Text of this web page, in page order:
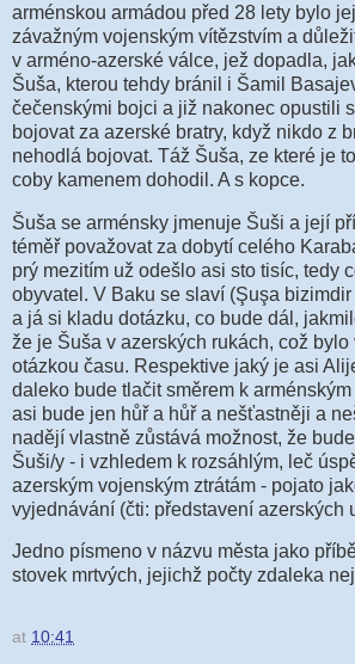
arménskou armádou před 28 lety bylo
závažným vojenským vítězstvím a
v arméno-azerské válce, jež dopadla,
Šuša, kterou tehdy bránil i Šamil
čečenskými bojci a již nakonec opustili
bojovat za azerské bratry, když nikdo z
nehodlá bojovat. Táž Šuša, ze které je
coby kamenem dohodil. A s kopce.
Šuša se arménsky jmenuje Šuši a její
téměř považovat za dobytí celého
prý mezitím už odešlo asi sto tisíc, tedy
obyvatel. V Baku se slaví (Şuşa
a já si kladu dotázku, co bude dál,
že je Šuša v azerských rukách, což
otázkou času. Respektive jaký je asi
daleko bude tlačit směrem k
asi bude jen hůř a hůř a nešťastněji a
nadějí vlastně zůstává možnost, že
Šuši/y - i vzhledem k rozsáhlým, leč
azerským vojenským ztrátám - pojato
vyjednávání (čti: představení azerských
Jedno písmeno v názvu města jako
stovek mrtvých, jejichž počty zdaleka
at 10:41